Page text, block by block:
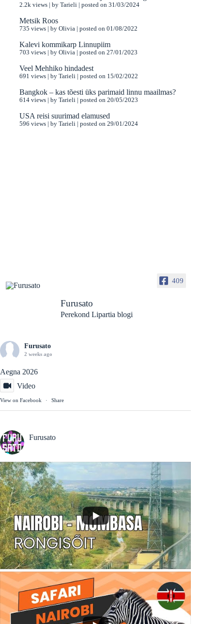
2.2k views by Tarieli posted on 31/03/2024
Metsik Roos
735 views by Olivia posted on 01/08/2022
Kalevi kommikarp Linnupiim
703 views by Olivia posted on 27/01/2023
Veel Mehhiko hindadest
691 views by Tarieli posted on 15/02/2022
Bangkok – kas tõesti üks parimaid linnu maailmas?
614 views by Tarieli posted on 20/05/2023
USA reisi suurimad elamused
596 views by Tarieli posted on 29/01/2024
409
Furusato
Perekond Lipartia blogi
Furusato
2 weeks ago
Aegna 2026
Video
View on Facebook · Share
Furusato